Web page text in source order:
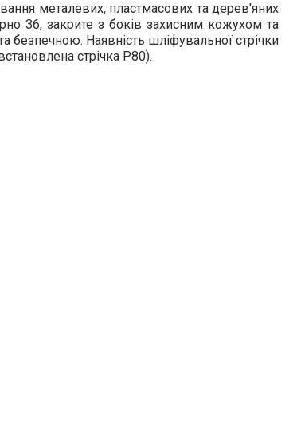
металевих, пластмасових та дерев'яних
36, закрите з боків захисним кожухом та
Наявність шліфувальної стрічки
стрічка Р80).